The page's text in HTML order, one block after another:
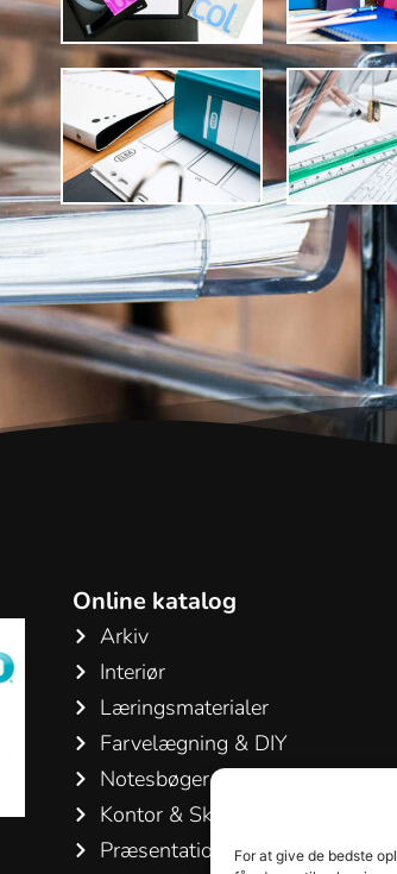
For at give de bedste
Online katalog
Arkiv
Interiør
Læringsmaterialer
Farvelægning & DIY
Notesbøger & Blokke
Kontor & Skriveartikler
Præsentation & Konference